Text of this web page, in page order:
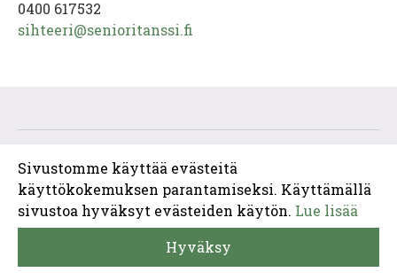
0400 617532
sihteeri@senioritanssi.fi
Sivustomme käyttää evästeitä
käyttökokemuksen parantamiseksi. Käyttämällä
sivustoa hyväksyt evästeiden käytön. Lue lisää
Hyväksy